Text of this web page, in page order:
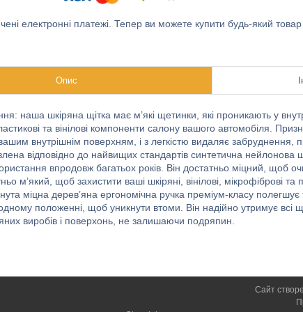
електронні платежі. Тепер ви можете купити будь-який
Опис
наша шкіряна щітка має м’які щетинки, які проникають у
та вінілові компоненти салону вашого автомобіля.
внутрішнім поверхням, і з легкістю видаляє забруднення,
​​відповідно до найвищих стандартів синтетична нейлонова
впродовж багатьох років. Він достатньо міцний, щоб
м’який, щоб захистити ваші шкіряні, вінілові, мікрофіброві
міцна дерев’яна ергономічна ручка преміум-класу
положенні, щоб уникнути втоми. Він надійно утримує
виробів і поверхонь, не залишаючи подряпин.
Сайт